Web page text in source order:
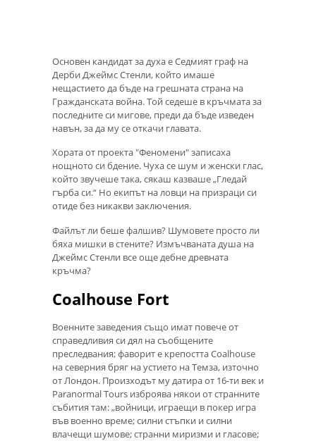
Основен кандидат за духа е Седмият граф на
Дерби Джеймс Стенли, който имаше
нещастието да бъде на грешната страна на
Гражданската война. Той седеше в кръчмата за
последните си мигове, преди да бъде изведен
навън, за да му се откачи главата.
Хората от проекта "Феномени" записаха
нощното си бдение. Чуха се шум и женски глас,
който звучеше така, сякаш казваше „Гледай
гърба си.“ Но екипът на ловци на призраци си
отиде без никакви заключения.
Файлът ли беше фалшив? Шумовете просто ли
бяха мишки в стените? Измъчваната душа на
Джеймс Стенли все още дебне древната
кръчма?
Coalhouse Fort
Военните заведения също имат повече от
справедливия си дял на съобщените
преследвания; фаворит е крепостта Coalhouse
на северния бряг на устието на Темза, източно
от Лондон. Произходът му датира от 16-ти век и
Paranormal Tours изброява някои от странните
събития там: „войници, играещи в покер игра
във военно време; силни стъпки и силни
влачещи шумове; странни миризми и гласове;